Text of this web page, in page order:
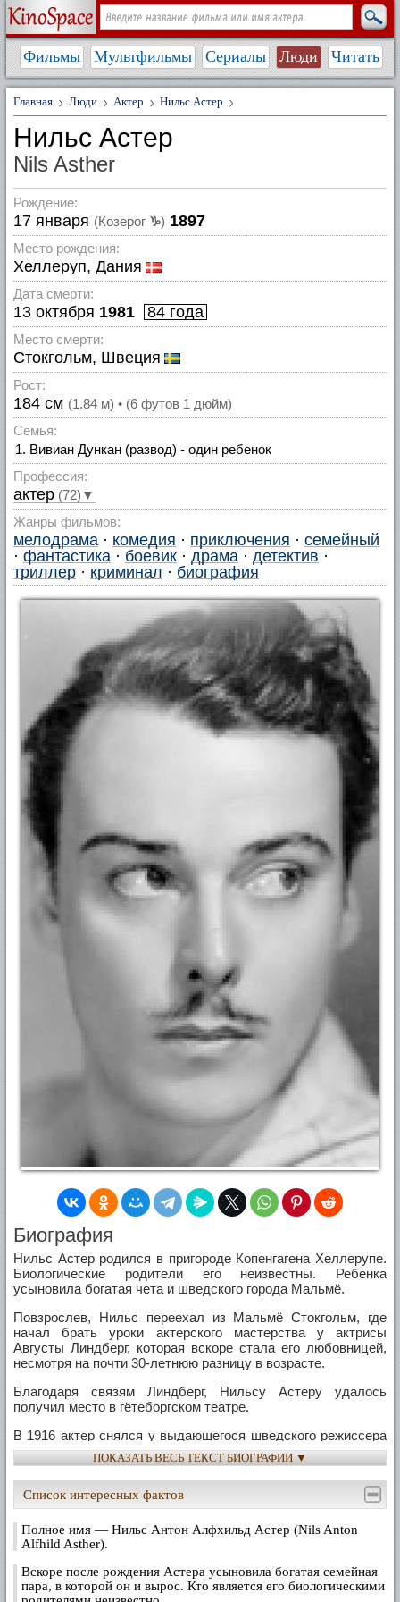
Фильмы Мультфильмы Сериалы Люди Читать
Главная Люди Актер Нильс Астер
Нильс Астер
Nils Asther
Рождение:
17 января (Козерог ♑) 1897
Место рождения:
Хеллеруп, Дания
Дата смерти:
13 октября 1981 84 года
Место смерти:
Стокгольм, Швеция
Рост:
184 см (1.84 м) • (6 футов 1 дюйм)
Семья:
Вивиан Дункан (развод) - один ребенок
Профессия:
актер (72)▼
Жанры фильмов:
мелодрама · комедия · приключения · семейный
· фантастика · боевик · драма · детектив ·
триллер · криминал · биография
Биография
Нильс Астер родился в пригороде Копенгагена Хеллерупе.
Биологические родители его неизвестны. Ребенка
усыновила богатая чета и шведского города Мальмё.
Повзрослев, Нильс переехал из Мальмё Стокгольм, где
начал брать уроки актерского мастерства у актрисы
Августы Линдберг, которая вскоре стала его любовницей,
несмотря на почти 30-летнюю разницу в возрасте.
Благодаря связям Линдберг, Нильсу Астеру удалось
получил место в гётеборгском театре.
В 1916 актер снялся у выдающегося шведского режиссера
Морица Стиллера
в картине "Крылья" (в наше время более известна другая
экранизация этого романа Германа Банга – фильм
"Михаэль" Карла Дрейера).
С 1918 по 1926 Нильс Астер снялся в двух десятках картин
в Швеции, Дании и Германии, в том числе в постановках
Фореста Хольге-Мадсена, Виктора Шестрема и Майкла
Кертиса.
ПОКАЗАТЬ ВЕСЬ ТЕКСТ БИОГРАФИИ ▼
Список интересных фактов
Полное имя — Нильс Антон Алфхильд Астер (Nils Anton
Alfhild Asther).
Вскоре после рождения Астера усыновила богатая семейная
пара, в которой он и вырос. Кто является его биологическими